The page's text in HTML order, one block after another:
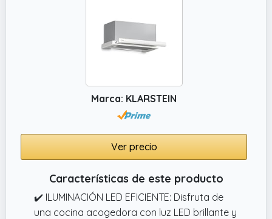
Marca: KLARSTEIN
Ver precio
Características de este producto
✔️ ILUMINACIÓN LED EFICIENTE: Disfruta de
una cocina acogedora con luz LED brillante y